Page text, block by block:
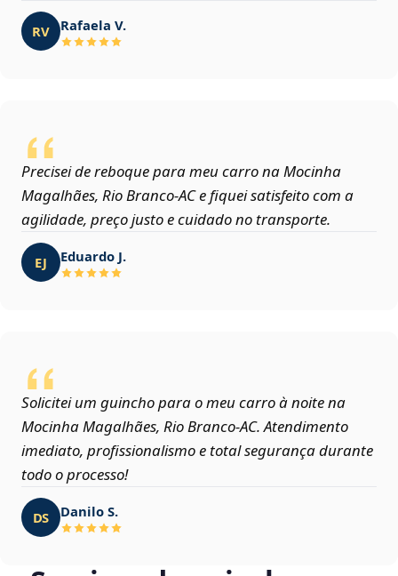
RV Rafaela V.
Precisei de reboque para meu carro na Mocinha
Magalhães, Rio Branco‑AC e fiquei satisfeito com a
agilidade, preço justo e cuidado no transporte.
EJ Eduardo J.
Solicitei um guincho para o meu carro à noite na
Mocinha Magalhães, Rio Branco‑AC. Atendimento
imediato, profissionalismo e total segurança durante
todo o processo!
DS Danilo S.